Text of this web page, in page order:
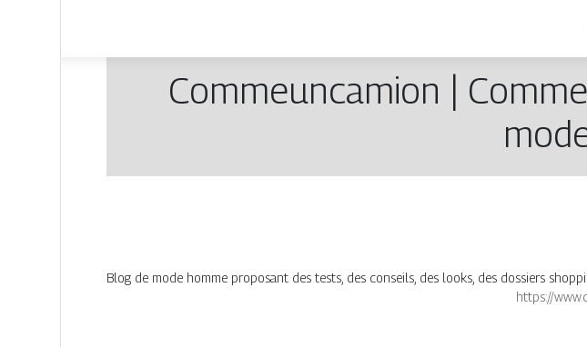
Com­meun­ca­mion |
Blog de mode homme proposant des tests, des conseils, des looks, des dossiers
https://